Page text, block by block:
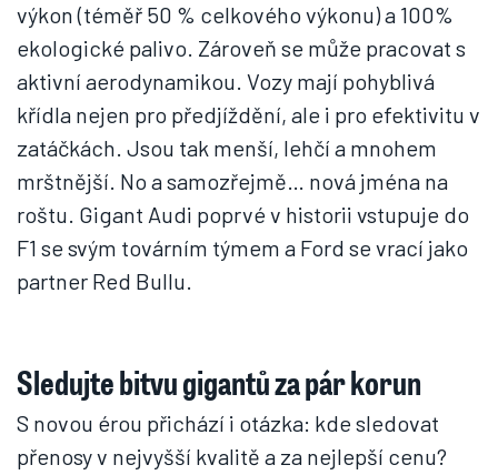
výkon (téměř 50 % celkového výkonu) a 100%
ekologické palivo. Zároveň se může pracovat s
aktivní aerodynamikou. Vozy mají pohyblivá
křídla nejen pro předjíždění, ale i pro efektivitu v
zatáčkách. Jsou tak menší, lehčí a mnohem
mrštnější. No a samozřejmě… nová jména na
roštu. Gigant Audi poprvé v historii vstupuje do
F1 se svým továrním týmem a Ford se vrací jako
partner Red Bullu.
Sledujte bitvu gigantů za pár korun
S novou érou přichází i otázka: kde sledovat
přenosy v nejvyšší kvalitě a za nejlepší cenu?